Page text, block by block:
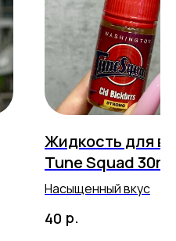
Жидкость для
Tune Squad
Кислая черника,
Насыщенный вкус
40 р.